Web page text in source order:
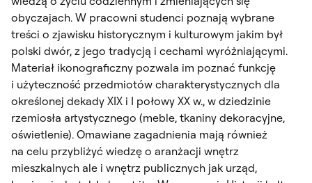
obyczajach. W pracowni studenci poznają wybrane
treści o zjawisku historycznym i kulturowym jakim był
polski dwór, z jego tradycją i cechami wyróżniającymi.
Materiał ikonograficzny pozwala im poznać funkcję
i użyteczność przedmiotów charakterystycznych dla
określonej dekady XIX i I połowy XX w., w dziedzinie
rzemiosła artystycznego (meble, tkaniny dekoracyjne,
oświetlenie). Omawiane zagadnienia mają również
na celu przybliżyć wiedzę o aranżacji wnętrz
mieszkalnych ale i wnętrz publicznych jak urząd,